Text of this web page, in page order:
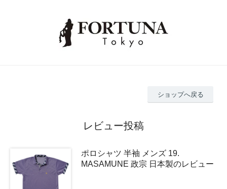
ショップへ戻る
レビュー投稿
ポロシャツ 半袖 メンズ 19.
MASAMUNE 政宗 日本製のレビュー